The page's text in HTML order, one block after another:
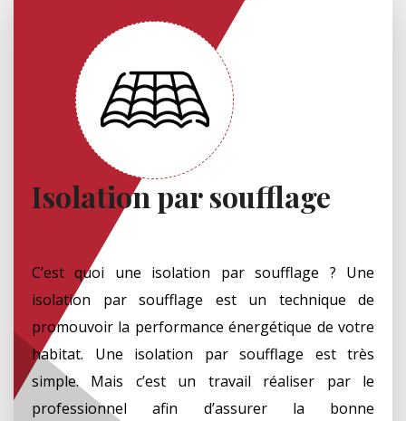
Isolation par soufflage
C’est quoi une isolation par soufflage ? Une
isolation par soufflage est un technique de
promouvoir la performance énergétique de votre
habitat. Une isolation par soufflage est très
simple. Mais c’est un travail réaliser par le
professionnel afin d’assurer la bonne